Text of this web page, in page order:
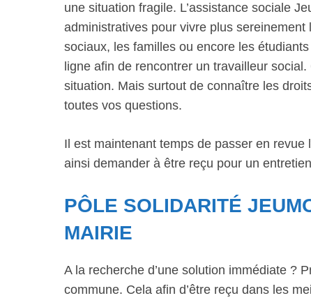
une situation fragile. L’assistance sociale
administratives pour vivre plus
sociaux, les familles ou encore les
ligne afin de rencontrer un travailleur
situation. Mais surtout de connaître les
toutes vos questions.
Il est maintenant temps de passer en
ainsi demander à être reçu pour un
PÔLE SOLIDARITÉ
MAIRIE
A la recherche d’une solution immédiate ?
commune. Cela afin d’être reçu dans les